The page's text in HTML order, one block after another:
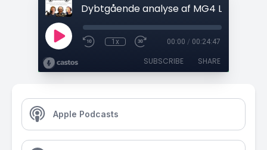
1x 00:00 / 00:24:47
SUBSCRIBE SHARE
Apple Podcasts